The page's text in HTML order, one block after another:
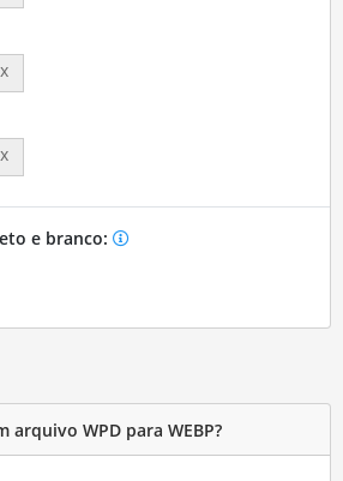
e branco:
arquivo WPD para WEBP?